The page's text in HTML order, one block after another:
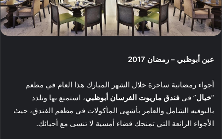
عين أبوظبي – رمضان 2017
أجواء رمضانية ساحرة خلال الشهر المبارك هذا العام في مطعم
“خيال” في فندق ماريوت الفرسان أبوظبي، استمتع بها وتلذذ
بالبوفيه الشامل والعامر بأشهى المأكولات في مطعم الفندق، حيث
الأجواء الرائعة التي تمنحك قضاء أمسية لا تنسى مع أحبائك.